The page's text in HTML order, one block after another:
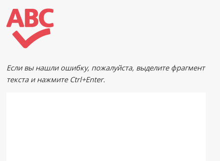
Если вы нашли ошибку, пожалуйста, выделите фрагмент
текста и нажмите Ctrl+Enter.